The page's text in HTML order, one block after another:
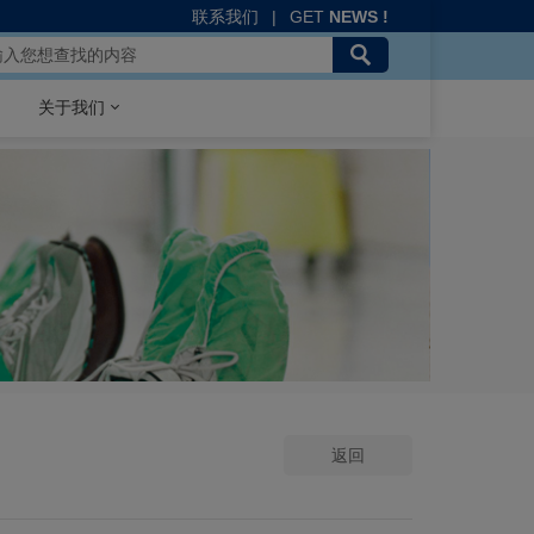
联系我们 | GET NEWS !
关于我们
返回